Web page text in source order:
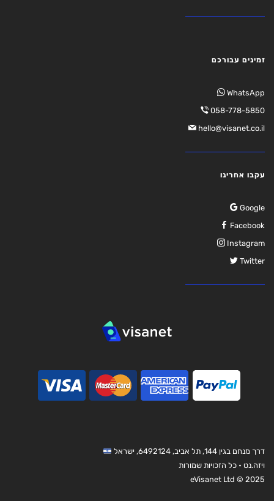
זמינים עבורכם
WhatsApp
058-778-5850
hello@visanet.co.il
עקבו אחרינו
Google
Facebook
Instagram
Twitter
דרך מנחם בגין 144, תל אביב, 6492124, ישראל
ויזה.נט • כל הזכויות שמורות
eVisanet Ltd © 2025